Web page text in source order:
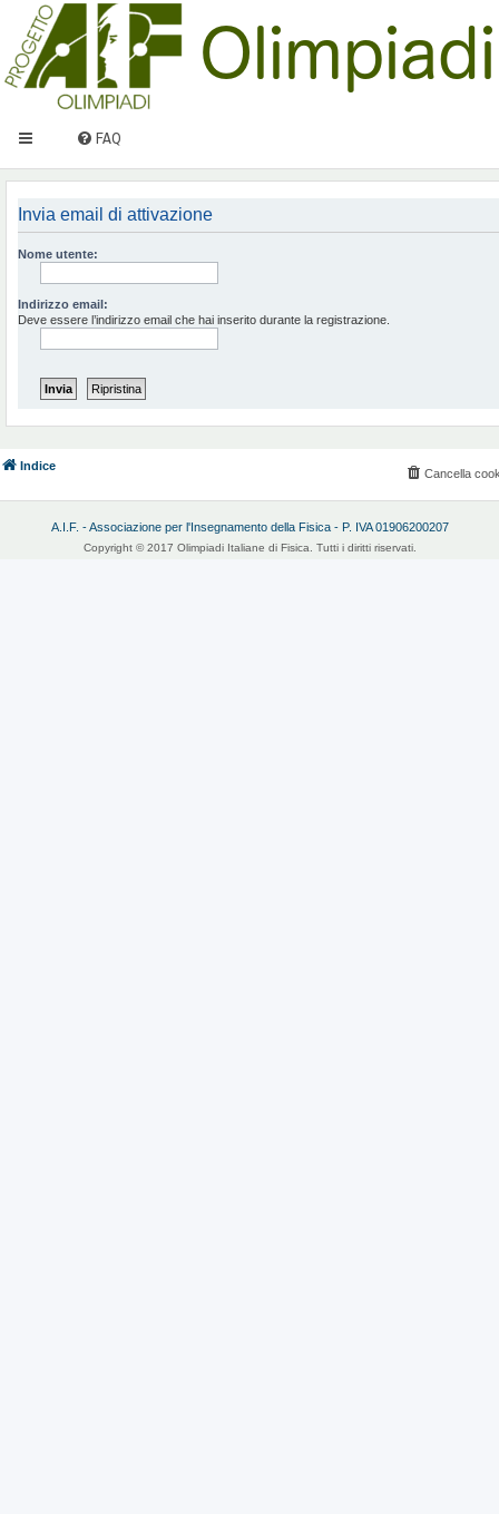
FAQ
Invia email di attivazione
Nome utente:
Indirizzo email:
Deve essere l’indirizzo email che hai inserito durante la registrazione.
Indice
Cancella
A.I.F. - Associazione per l'Insegnamento della Fisica - P. IVA 01906200207
Copyright © 2017 Olimpiadi Italiane di Fisica. Tutti i diritti riservati.